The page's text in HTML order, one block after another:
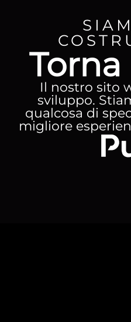
Il nostro sito
sviluppo.
qualcosa di
migliore